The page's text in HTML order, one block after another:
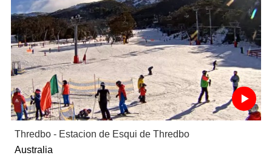
Thredbo - Estacion de Esqui de Thredbo
Australia